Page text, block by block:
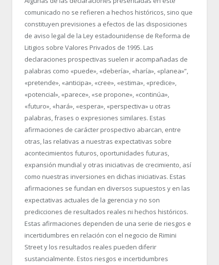
comunicado no se refieren a hechos históricos, sino que
constituyen previsiones a efectos de las disposiciones
de aviso legal de la Ley estadounidense de Reforma de
Litigios sobre Valores Privados de 1995. Las
declaraciones prospectivas suelen ir acompañadas de
palabras como «puede», «debería», «haría», «planea»”,
«pretende», «anticipa», «cree», «estima», «predice»,
«potencial», «parece», «se propone», «continúa»,
«futuro», «hará», «espera», «perspectiva» u otras
palabras, frases o expresiones similares. Estas
afirmaciones de carácter prospectivo abarcan, entre
otras, las relativas a nuestras expectativas sobre
acontecimientos futuros, oportunidades futuras,
expansión mundial y otras iniciativas de crecimiento, así
como nuestras inversiones en dichas iniciativas. Estas
afirmaciones se fundan en diversos supuestos y en las
expectativas actuales de la gerencia y no son
predicciones de resultados reales ni hechos históricos.
Estas afirmaciones dependen de una serie de riesgos e
incertidumbres en relación con el negocio de Rimini
Street y los resultados reales pueden diferir
sustancialmente. Estos riesgos e incertidumbres